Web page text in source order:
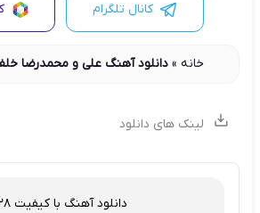
کانال تلگرام
خانه »دانلود آهنگ علی و محمدرضا
لینک های دانلود
دانلود آهنگ با کیفیت 128